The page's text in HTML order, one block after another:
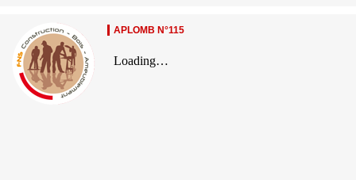
APLOMB N°115